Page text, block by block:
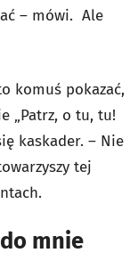
– mówi. Ale
komuś pokazać,
„Patrz, o tu, tu!
kaskader. – Nie
tej
mnie